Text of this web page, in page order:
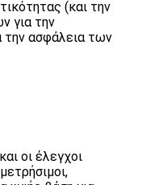
(και την
για την
την ασφάλεια των
οι έλεγχοι